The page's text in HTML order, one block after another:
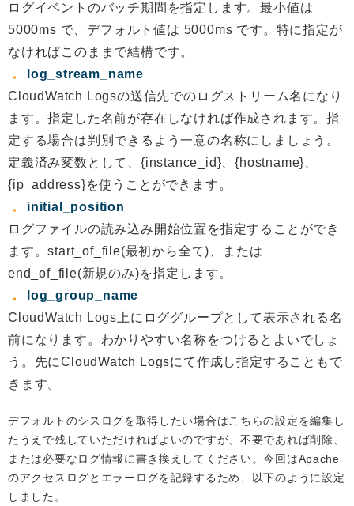
ログイベントのバッチ期間を指定します。最小値は
5000ms で、デフォルト値は 5000ms です。特に指定が
なければこのままで結構です。
log_stream_name
CloudWatch Logsの送信先でのログストリーム名になり
ます。指定した名前が存在しなければ作成されます。指
定する場合は判別できるよう一意の名称にしましょう。
定義済み変数として、{instance_id}、{hostname}、
{ip_address}を使うことができます。
initial_position
ログファイルの読み込み開始位置を指定することができ
ます。start_of_file(最初から全て)、または
end_of_file(新規のみ)を指定します。
log_group_name
CloudWatch Logs上にロググループとして表示される名
前になります。わかりやすい名称をつけるとよいでしょ
う。先にCloudWatch Logsにて作成し指定することもで
きます。
デフォルトのシスログを取得したい場合はこちらの設定を編集し
たうえで残していただければよいのですが、不要であれば削除、
または必要なログ情報に書き換えしてください。今回はApache
のアクセスログとエラーログを記録するため、以下のように設定
しました。